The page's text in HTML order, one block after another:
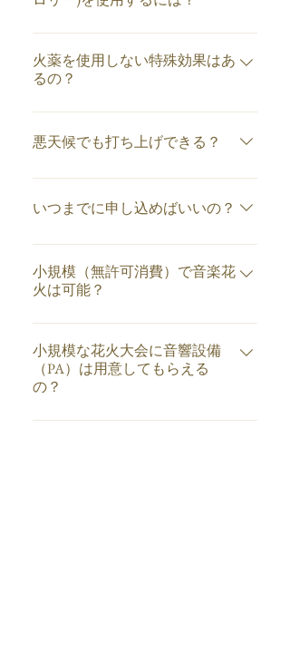
った場合の距離 ​ ​※町内会・学校行
事・会社行事・サプライズ・ブラ
イダルなど、４号玉までで２級で
の打ち上げが可能です。 ​ 地域に
より異なる場合がございますの
で、お気軽にご相談ください。
署へ届け出る」ことによって打ち
上げが可能になります。 ​ 届出書類
は弊社にて代行いたします。ま
た、場所によっては土地の所有者
請が必要になる場合がございま
す。 わかりやすくご説明いたしま
ださい。 ​ ・２号玉 ５０発まで
（３号の保安距離が取れない場合
発まで（４号の保安距離が取れな
い場合は２５発まで） ・４号
玉 １０発まで ・焔管 ２０
仕掛け、噴出焔管など複合可） ​ こ
の数量を超える打ち上げの場合に
は、県や消防本部等へ許可申請が
必要になります。 ​
行いたします。 また、地権者や関
係省庁などへの承諾及び許可が必
要になる場合もございます。 その
際もわかりやすくご説明いたしま
すので、ご安心ください。 ​ 大まか
な流れとして ​ ①場所・予算・
日時の決定 ②主催者様と現地
調査、会場レイアウトのすり合わ
せ、監視人などの配置決め ​ ③
地権者および関連する関係各所へ
の連絡及び許可申請 ​ ④管轄消
防署への届出及び消防車両の出動
管轄する消防本部や監督省庁へ１
ヵ月前までに許可申請(弊社立ち合
い) ​ ​ 詳しくはお気軽にご相談くださ
い。 実施までに必要な書類や申請
までの流れをわかりやすくご説明
まずは目的と会場レイアウトを基
にお打合せを致します。 その後、
安全な場所や危険予防を策定し、
てもやはり火気を使用するため、
た、観覧者さまへ十分な距離を保
ハーサル時にも実際に点火させて
安全を確認するなどの対策を行っ
ております。 近年では、火薬を使
用しないエア式キャノン砲、垂直
に噴射するジェットフォグマシン
なども取り揃えております。
火薬を使用しない特殊効果はあ
るの？
エア式キャノン砲やジェットフォ
グマシン、コールドスパークラー
す。 エア式キャノン砲では、メタ
ルテープやメタル吹雪、花びら、
一切使用せず、圧縮空気で発射で
きます。火薬を使用しないので安
心で煩わしい申請などもございま
定し、実際にリハーサルを行いま
す。 ジェットフォグマシンやコー
ルドスパークラーマシンを室内で
使用する場合、管轄する消防署へ
悪天候でも打ち上げできる？
可能です。 ただし風速が１０mを
超える場合や気象警報発令時、雷
れる場合は中止となります。 その
他、危険と思われる風が民家の密
集地に吹く場合なども主催者さま
消費を心がけておりますので、何
とぞご理解くださいますようお願
い申し上げます。
いつまでに申し込めばいいの？
小規模な花火大会や初めての場所
でのろしを打ち上げる場合、最低
でも約３週間前までにはお申込み
びに地権者の同意の有無、必要で
あれば２週間前までに航空局への
届出が必要になるからです。 もち
ろん、届出につきましては弊社が
無料で代行しております。 また、
小規模（無許可消費）で音楽花
火は可能？
ご予算に応じて可能です。 無許可
消費と呼ばれる管轄消防署に届け
出ることで消費できる数量と焔管
を合わせて演出が可能です。 曲調
にもよりますが、おおよそのご予
小規模な花火大会に音響設備
（PA）は用意してもらえる
の？
音楽花火や小規模なイベントでは